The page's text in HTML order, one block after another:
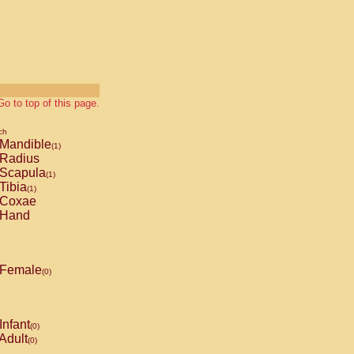
to top of this page.
Mandible(1)
Radius
Scapula(1)
Tibia(1)
Coxae
Hand
Female(0)
Infant(0)
(0)